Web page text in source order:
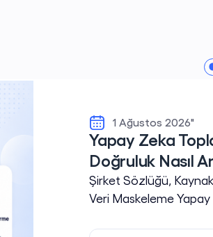
1 Ağustos 2026"
Yapay Zeka
Doğruluk Nasıl
Şirket Sözlüğü,
Veri Maskeleme